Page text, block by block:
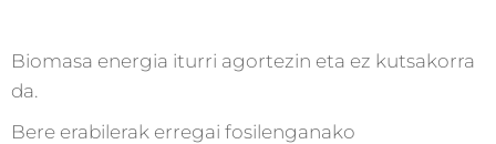
Biomasa energia iturri agortezin eta ez kutsakorra
da.
Bere erabilerak erregai fosilenganako